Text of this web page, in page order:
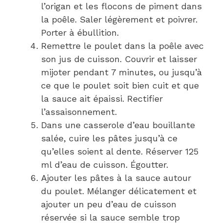
l’origan et les flocons de piment dans
la poêle. Saler légèrement et poivrer.
Porter à ébullition.
Remettre le poulet dans la poêle avec
son jus de cuisson. Couvrir et laisser
mijoter pendant 7 minutes, ou jusqu’à
ce que le poulet soit bien cuit et que
la sauce ait épaissi. Rectifier
l’assaisonnement.
Dans une casserole d’eau bouillante
salée, cuire les pâtes jusqu’à ce
qu’elles soient al dente. Réserver 125
ml d’eau de cuisson. Égoutter.
Ajouter les pâtes à la sauce autour
du poulet. Mélanger délicatement et
ajouter un peu d’eau de cuisson
réservée si la sauce semble trop